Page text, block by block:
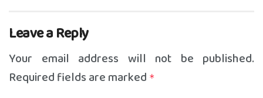
Leave a Reply
Your email address will not be published.
Required fields are marked *